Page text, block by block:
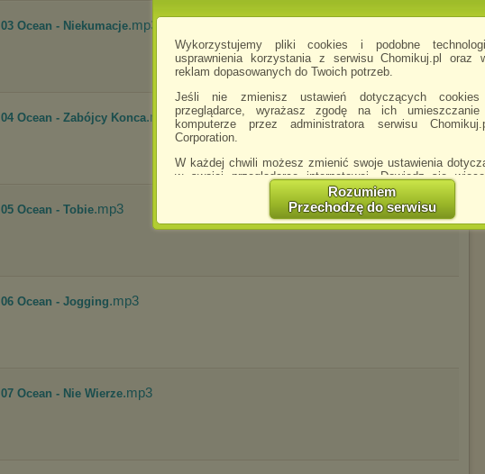
Wykorzystujemy pliki cookies i podobne
usprawnienia korzystania z serwisu Chomikuj.pl oraz
reklam dopasowanych do Twoich potrzeb.
Jeśli nie zmienisz ustawień dotyczących
przeglądarce, wyrażasz zgodę na ich
komputerze przez administratora serwisu
Corporation.
W każdej chwili możesz zmienić swoje ustawienia
w swojej przeglądarce internetowej. Dowiedz się
http://chomikuj.pl/
Jednocześnie informujemy że zmiana ustawień
spowodować ograniczenie korzystania ze strony
W przypadku braku twojej zgody na akceptację
(dostosowanie reklam do Twoich potrzeb, analiza
Wyrażenie sprzeciwu spowoduje, że wyświetlana Ci
będzie dopasowana do Twoich preferencji, a będzie
Istnieje możliwość zmiany ustawień przeglądarki
sposób uniemożliwiający przechowywanie plików
urządzeniu końcowym. Można również usunąć
dokonując odpowiednich zmian w ustawieniach
Rozumiem
Przechodzę do serwisu
03 Ocean - Niekumacje.mp3
04 Ocean - Zabójcy Konca.mp3
05 Ocean - Tobie.mp3
06 Ocean - Jogging.mp3
07 Ocean - Nie Wierze.mp3